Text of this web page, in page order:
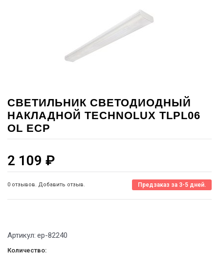
СВЕТИЛЬНИК СВЕТОДИОДНЫЙ
НАКЛАДНОЙ TECHNOLUX TLPL06
OL ECP
2 109 ₽
0 отзывов. Добавить отзыв. Предзаказ за 3-5 дней.
Артикул: ep-82240
Количество: